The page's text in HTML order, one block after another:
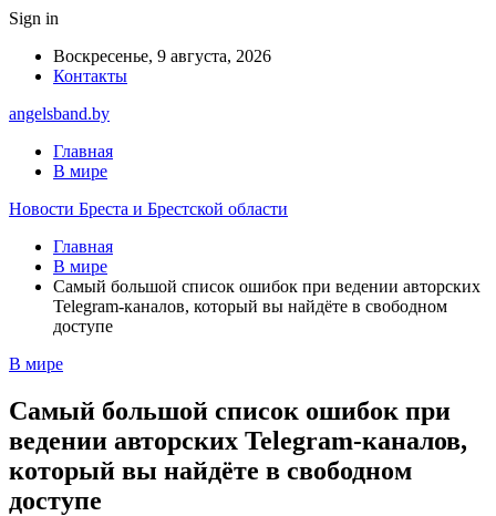
Sign in
Воскресенье, 9 августа, 2026
Контакты
angelsband.by
Главная
В мире
Новости Бреста и Брестской области
Главная
В мире
Самый большой список ошибок при ведении авторских
Telegram-каналов, который вы найдёте в свободном
доступе
В мире
Самый большой список ошибок при
ведении авторских Telegram-каналов,
который вы найдёте в свободном
доступе